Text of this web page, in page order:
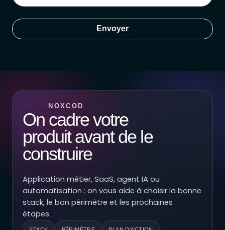
Envoyer
NOXCOD
On cadre votre
produit avant de le
construire
Application métier, SaaS, agent IA ou
automatisation : on vous aide à choisir la bonne
stack, le bon périmètre et les prochaines
étapes.